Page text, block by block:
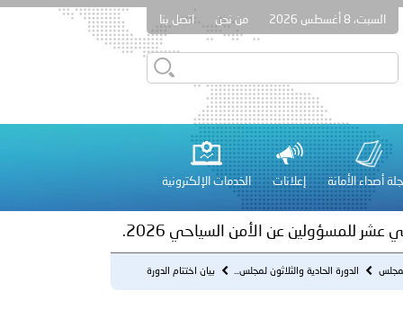
السبت، 8 أغسطس 2026 من نحن اتصل بنا
أصداء الأمانة إعلانات الخدمات الإلكترونية
الأميريين معالي النائب الأول لرئيس مجلس الوزراء
العام..
الأعيان المدنية في مدينة نـجران
عشر للمسؤولين عن الأمن السياحي 2026.
الدورة الحادية والثلاثون لمجلس... بيان اختتام الدورة